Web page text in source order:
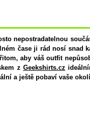
nepostradatelnou
čase ji rád nosí snad
aby váš outfit
z Geekshirts.cz
a ještě pobaví vaše